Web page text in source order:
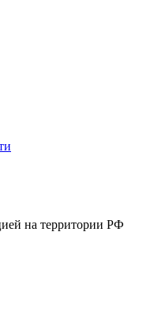
на территории РФ